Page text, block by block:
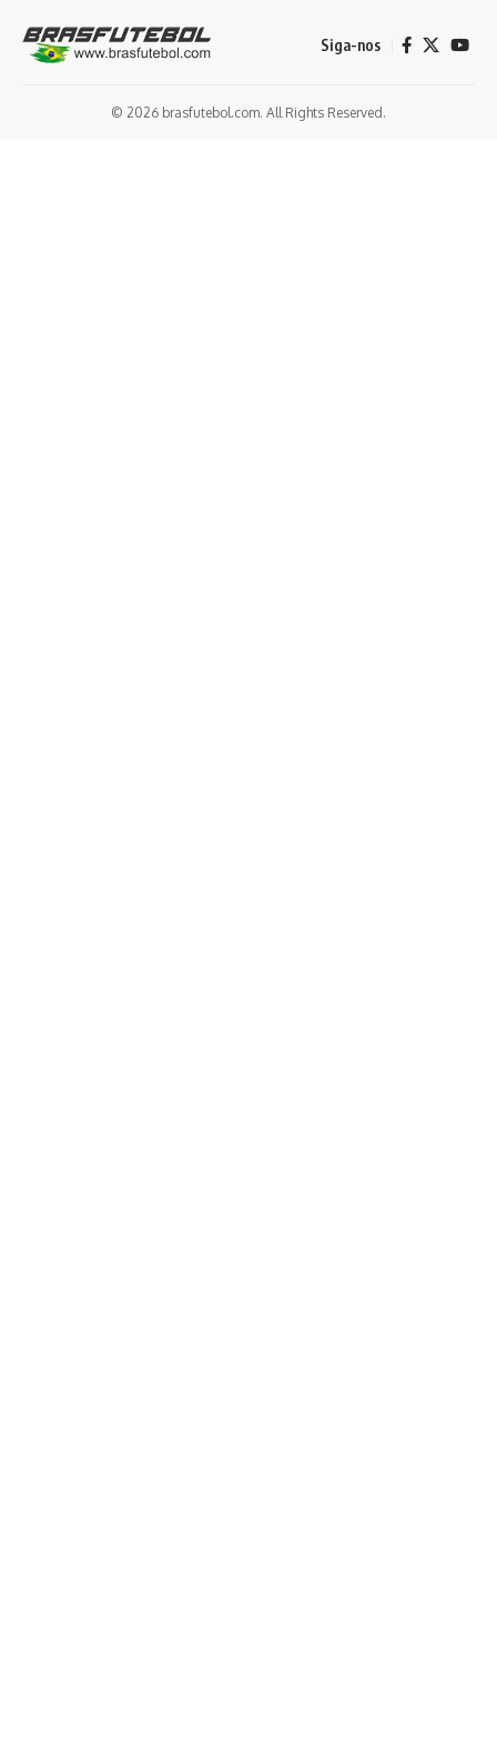
Siga-nos
© 2026 brasfutebol.com. All Rights Reserved.